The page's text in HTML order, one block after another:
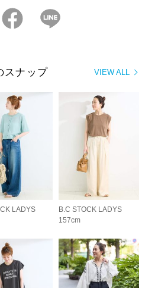
facebook
VIEW ALL
スナップ
LADYS
B.C STOCK LADYS
157cm